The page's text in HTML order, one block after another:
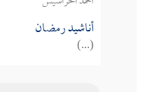
أناشيد رمضان
(...)